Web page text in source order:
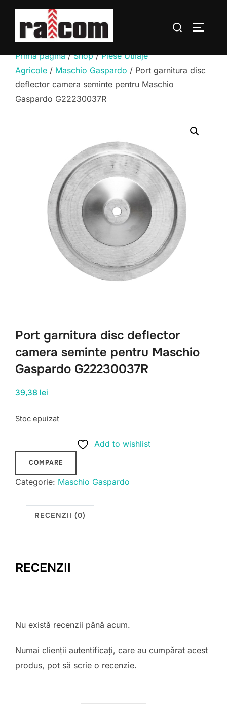
conținut
Caută
Prima pagină/Shop/Piese Utilaje
Agricole / Maschio Gaspardo / Port garnitura disc
deflector camera seminte pentru Maschio
Gaspardo G22230037R
Port garnitura disc deflector
camera seminte pentru Maschio
Gaspardo G22230037R
39,38 lei
Stoc epuizat
Add to wishlist
COMPARE
Categorie: Maschio Gaspardo
RECENZII (0)
RECENZII
Nu există recenzii până acum.
Numai clienții autentificați, care au cumpărat acest
produs, pot să scrie o recenzie.